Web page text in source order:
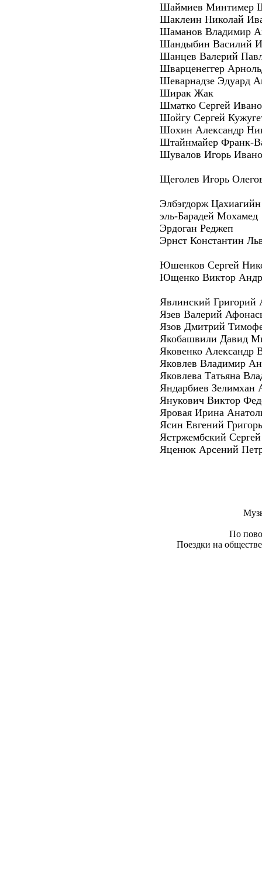
Шаймиев Минтимер
Шаклеин Николай
Шаманов Владимир
Шандыбин Василий
Шанцев Валерий
Шварценеггер
Шеварнадзе Эдуард
Ширак Жак
Шматко Сергей
Шойгу Сергей
Шохин Александр
Штайнмайер Франк-
Шувалов Игорь
Щеголев Игорь
Элбэгдорж Цахиагийн
эль-Барадей Мохамед
Эрдоган Реджеп
Эрнст Константин
Юшенков Сергей
Ющенко Виктор
Явлинский Григорий
Язев Валерий
Язов Дмитрий
Якобашвили Давид
Яковенко Александр
Яковлев Владимир
Яковлева Татьяна
Яндарбиев Зелимхан
Янукович Виктор
Яровая Ирина
Ясин Евгений
Ястржембский
Яценюк Арсений
По
Поездки на